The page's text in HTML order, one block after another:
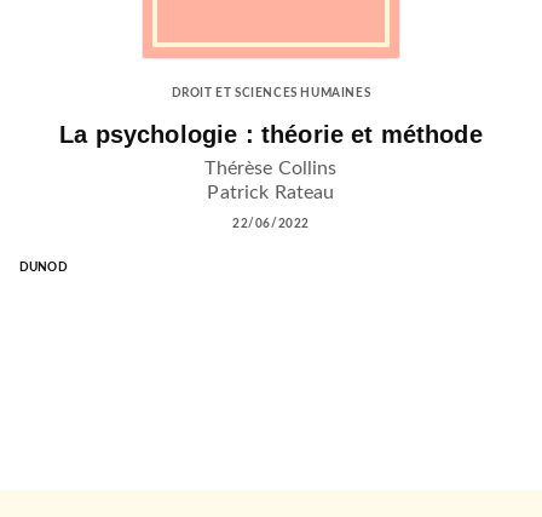
DROIT ET SCIENCES HUMAINES
La psychologie : théorie et méthode
Thérèse Collins
Patrick Rateau
22/06/2022
DUNOD